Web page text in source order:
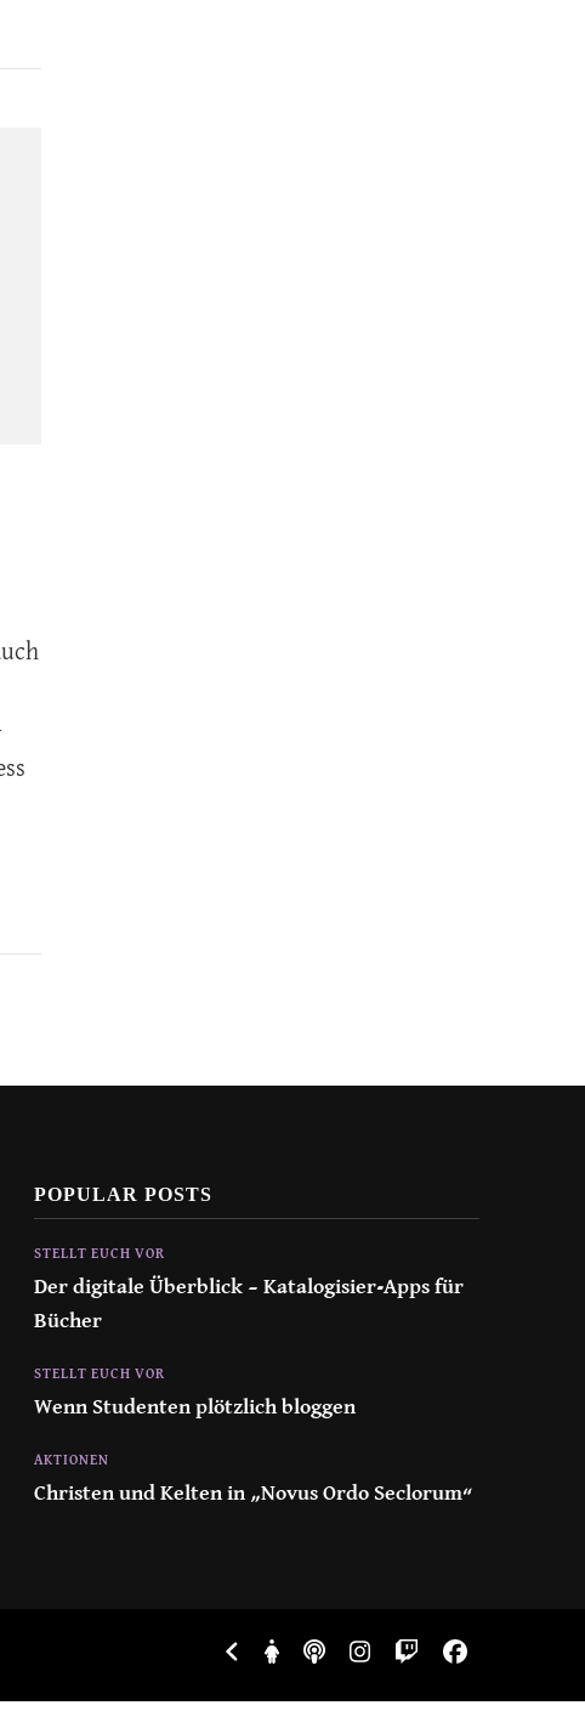
POPULAR POSTS
STELLT EUCH VOR
Der digitale Überblick – Katalogisier-Apps für
Bücher
STELLT EUCH VOR
Wenn Studenten plötzlich bloggen
AKTIONEN
Christen und Kelten in „Novus Ordo Seclorum“